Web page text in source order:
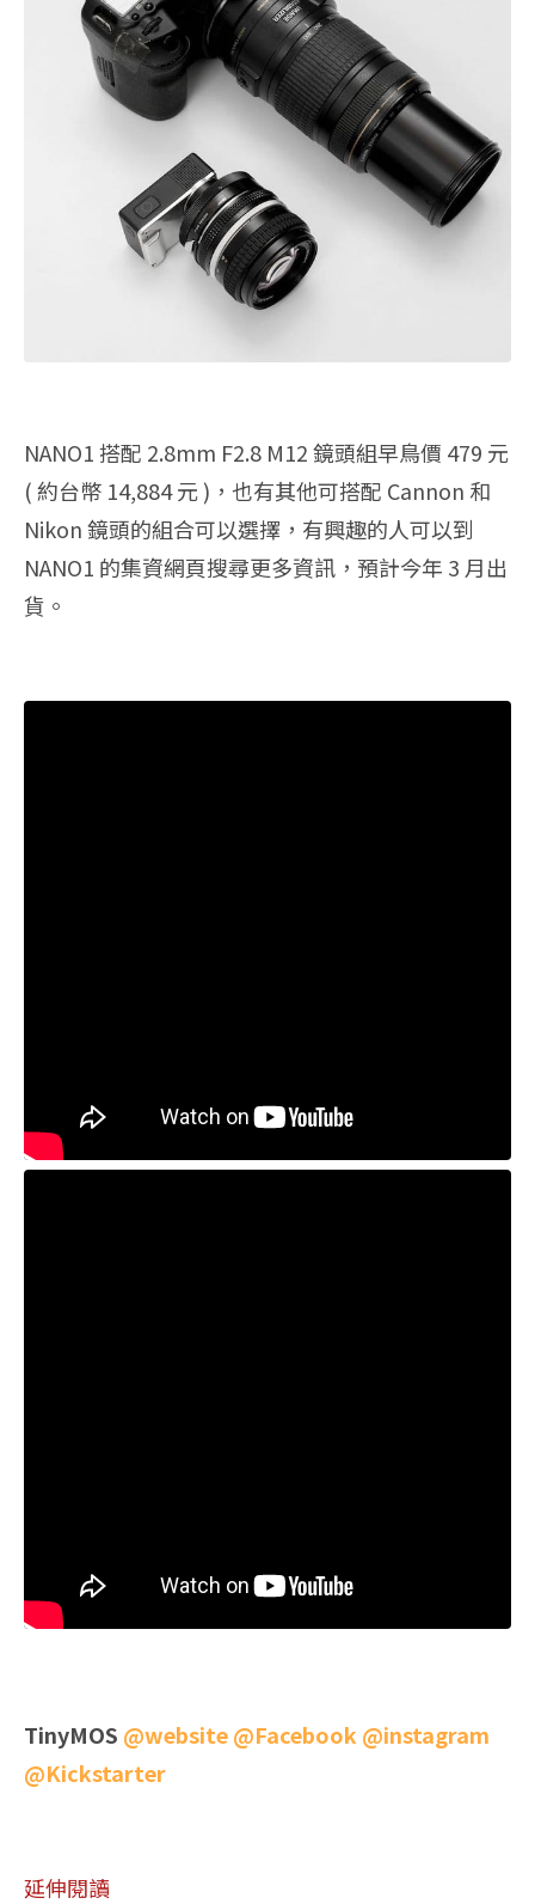
NANO1 搭配 2.8mm F2.8 M12 鏡頭組早鳥價 479 元
( 約台幣 14,884 元 )，也有其他可搭配 Cannon 和
Nikon 鏡頭的組合可以選擇，有興趣的人可以到
NANO1 的集資網頁搜尋更多資訊，預計今年 3 月出
貨。
TinyMOS @website@Facebook @instagram
@Kickstarter
延伸閱讀